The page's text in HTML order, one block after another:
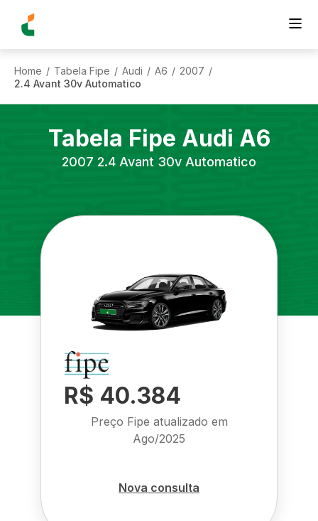
Home / Tabela Fipe / Audi / A6 / 2007 /
2.4 Avant 30v Automatico
Tabela Fipe Audi A6
2007 2.4 Avant 30v Automatico
R$ 40.384
Preço Fipe atualizado em
Ago/2025
Nova consulta